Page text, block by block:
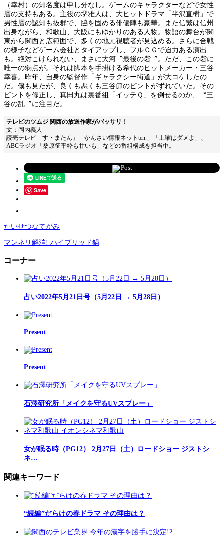
（幸村）の知名度は申し分なし。ゲームのキャラクターなどで女性
層の支持もある。主役の堺雅人は、大ヒットドラマ「半沢直樹」で
男性層の認知も抜群で、脇を固める俳優陣も豪華。また信繁は信州
出身ながら、和歌山、大阪にもゆかりのある人物。物語の舞台が関
東から関西と広範囲で、多くの地元視聴者が見込める。さらに合戦
の様子などゲーム会社とタイアップし、フルＣＧで迫力ある演出
も。絶対こけられない、まさに大河〝最後の砦〞。ただ、この砦に
唯一の弱点が。それは脚本を手掛ける希代のヒットメーカー・三谷
幸喜。昨年、自身の監督作「ギャラクシー街道」が大コケしたの
だ。僕も見たが、良くも悪くも三谷節のピントがずれていた。その
ピントを修正し、真田丸は裏番組「イッテＱ」を倒せるのか、〝三
谷の乱〞に注目だ。
テレビのツムジ 関西の放送作家がバッサリ！
文：岡内義人
読売テレビ「す・またん」「かんさい情報ネットten.」「土曜はダメよ」、
ABCラジオ「桑原征平粋も甘いも」などの番組構成を担当中。
Post
Save
たいせつなてがみ
マンネリ解消! ハイブリッド鍋
コーナー
占い2022年5月21日号（5月22日 → 5月28日）
Present
Present
石澤研究所「メイクを守るUVスプレー」
女が眠る時（PG12） 2月27日（土）ロードショー ジストシ
ネ…
関連キーワード
“続編”だらけの春ドラマ その理由は？